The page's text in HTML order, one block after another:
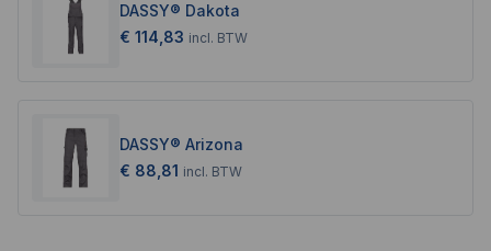
DASSY® Dakota
€ 114,83 incl. BTW
DASSY® Arizona
€ 88,81 incl. BTW